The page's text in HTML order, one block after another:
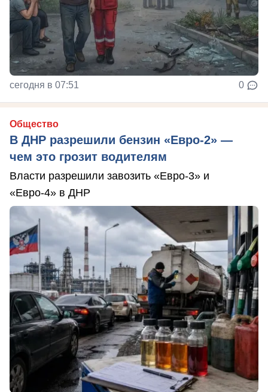
сегодня в 07:51 0
Общество
В ДНР разрешили бензин «Евро-2» —
чем это грозит водителям
Власти разрешили завозить «Евро-3» и
«Евро-4» в ДНР